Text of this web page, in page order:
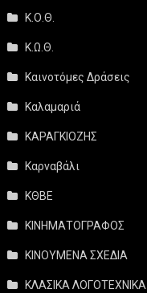
Κ.Ο.Θ.
Κ.Ω.Θ.
Καινοτόμες Δράσεις
Καλαμαριά
ΚΑΡΑΓΚΙΟΖΗΣ
Καρναβάλι
ΚΘΒΕ
ΚΙΝΗΜΑΤΟΓΡΑΦΟΣ
ΚΙΝΟΥΜΕΝΑ ΣΧΕΔΙΑ
ΚΛΑΣΙΚΑ ΛΟΓΟΤΕΧΝΙΚΑ